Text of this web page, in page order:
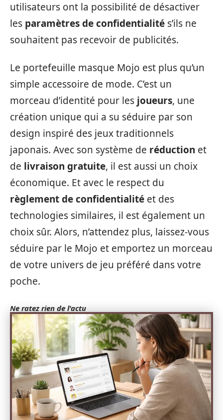
utilisateurs ont la possibilité de désactiver
les paramètres de confidentialité s’ils ne
souhaitent pas recevoir de publicités.
Le portefeuille masque Mojo est plus qu’un
simple accessoire de mode. C’est un
morceau d’identité pour les joueurs, une
création unique qui a su séduire par son
design inspiré des jeux traditionnels
japonais. Avec son système de réduction et
de livraison gratuite, il est aussi un choix
économique. Et avec le respect du
règlement de confidentialité et des
technologies similaires, il est également un
choix sûr. Alors, n’attendez plus, laissez-vous
séduire par le Mojo et emportez un morceau
de votre univers de jeu préféré dans votre
poche.
Ne ratez rien de l'actu